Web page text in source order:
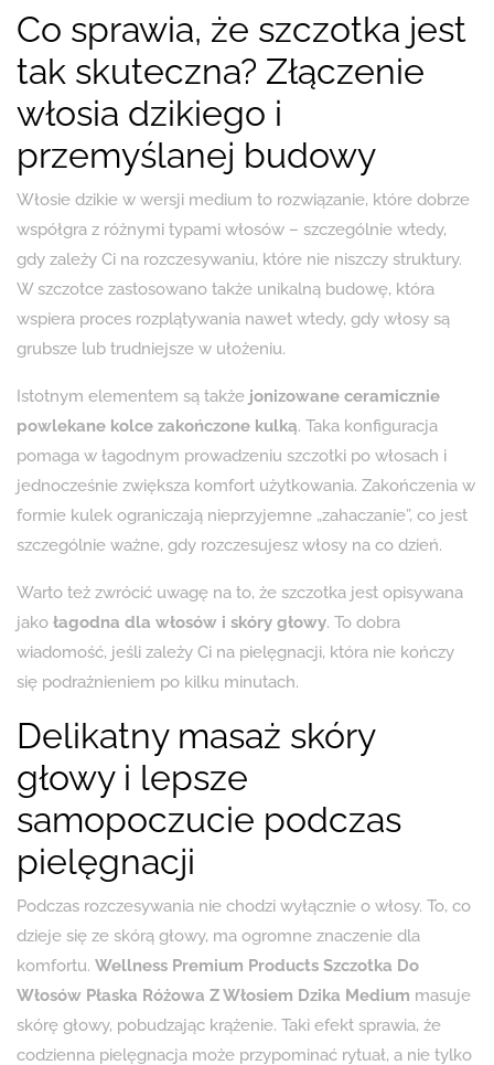
Co sprawia, że szczotka jest
tak skuteczna? Złączenie
włosia dzikiego i
przemyślanej budowy
Włosie dzikie w wersji medium to rozwiązanie, które dobrze
współgra z różnymi typami włosów – szczególnie wtedy,
gdy zależy Ci na rozczesywaniu, które nie niszczy struktury.
W szczotce zastosowano także unikalną budowę, która
wspiera proces rozplątywania nawet wtedy, gdy włosy są
grubsze lub trudniejsze w ułożeniu.
Istotnym elementem są także jonizowane ceramicznie
powlekane kolce zakończone kulką. Taka konfiguracja
pomaga w łagodnym prowadzeniu szczotki po włosach i
jednocześnie zwiększa komfort użytkowania. Zakończenia w
formie kulek ograniczają nieprzyjemne „zahaczanie”, co jest
szczególnie ważne, gdy rozczesujesz włosy na co dzień.
Warto też zwrócić uwagę na to, że szczotka jest opisywana
jako łagodna dla włosów i skóry głowy. To dobra
wiadomość, jeśli zależy Ci na pielęgnacji, która nie kończy
się podrażnieniem po kilku minutach.
Delikatny masaż skóry
głowy i lepsze
samopoczucie podczas
pielęgnacji
Podczas rozczesywania nie chodzi wyłącznie o włosy. To, co
dzieje się ze skórą głowy, ma ogromne znaczenie dla
komfortu. Wellness Premium Products Szczotka Do
Włosów Płaska Różowa Z Włosiem Dzika Medium masuje
skórę głowy, pobudzając krążenie. Taki efekt sprawia, że
codzienna pielęgnacja może przypominać rytuał, a nie tylko